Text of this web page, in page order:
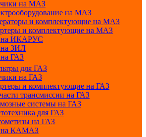
на МАЗ
на МАЗ
и комплектующие на МАЗ
и комплектующие на МАЗ
на ИКАРУС
на ЗИЛ
на ГАЗ
для ГАЗ
на ГАЗ
и комплектующие на ГАЗ
трансмиссии на ГАЗ
системы на ГАЗ
для ГАЗ
на ГАЗ
на КАМАЗ